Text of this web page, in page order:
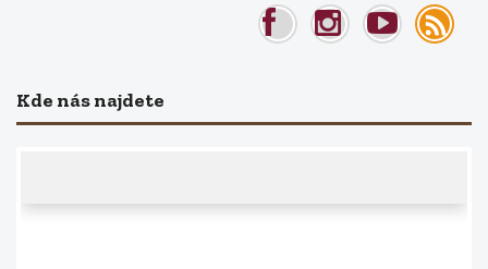
Kde nás najdete